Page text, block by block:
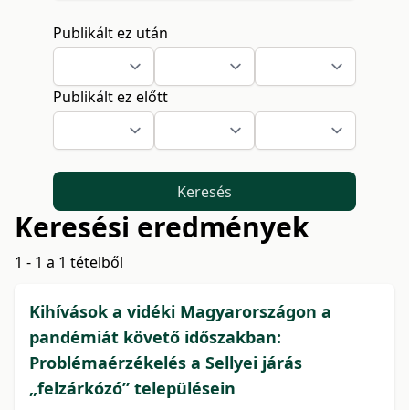
Publikált ez után
Publikált ez előtt
Keresés
Keresési eredmények
1 - 1 a 1 tételből
Kihívások a vidéki Magyarországon a
pandémiát követő időszakban:
Problémaérzékelés a Sellyei járás
„felzárkózó” településein